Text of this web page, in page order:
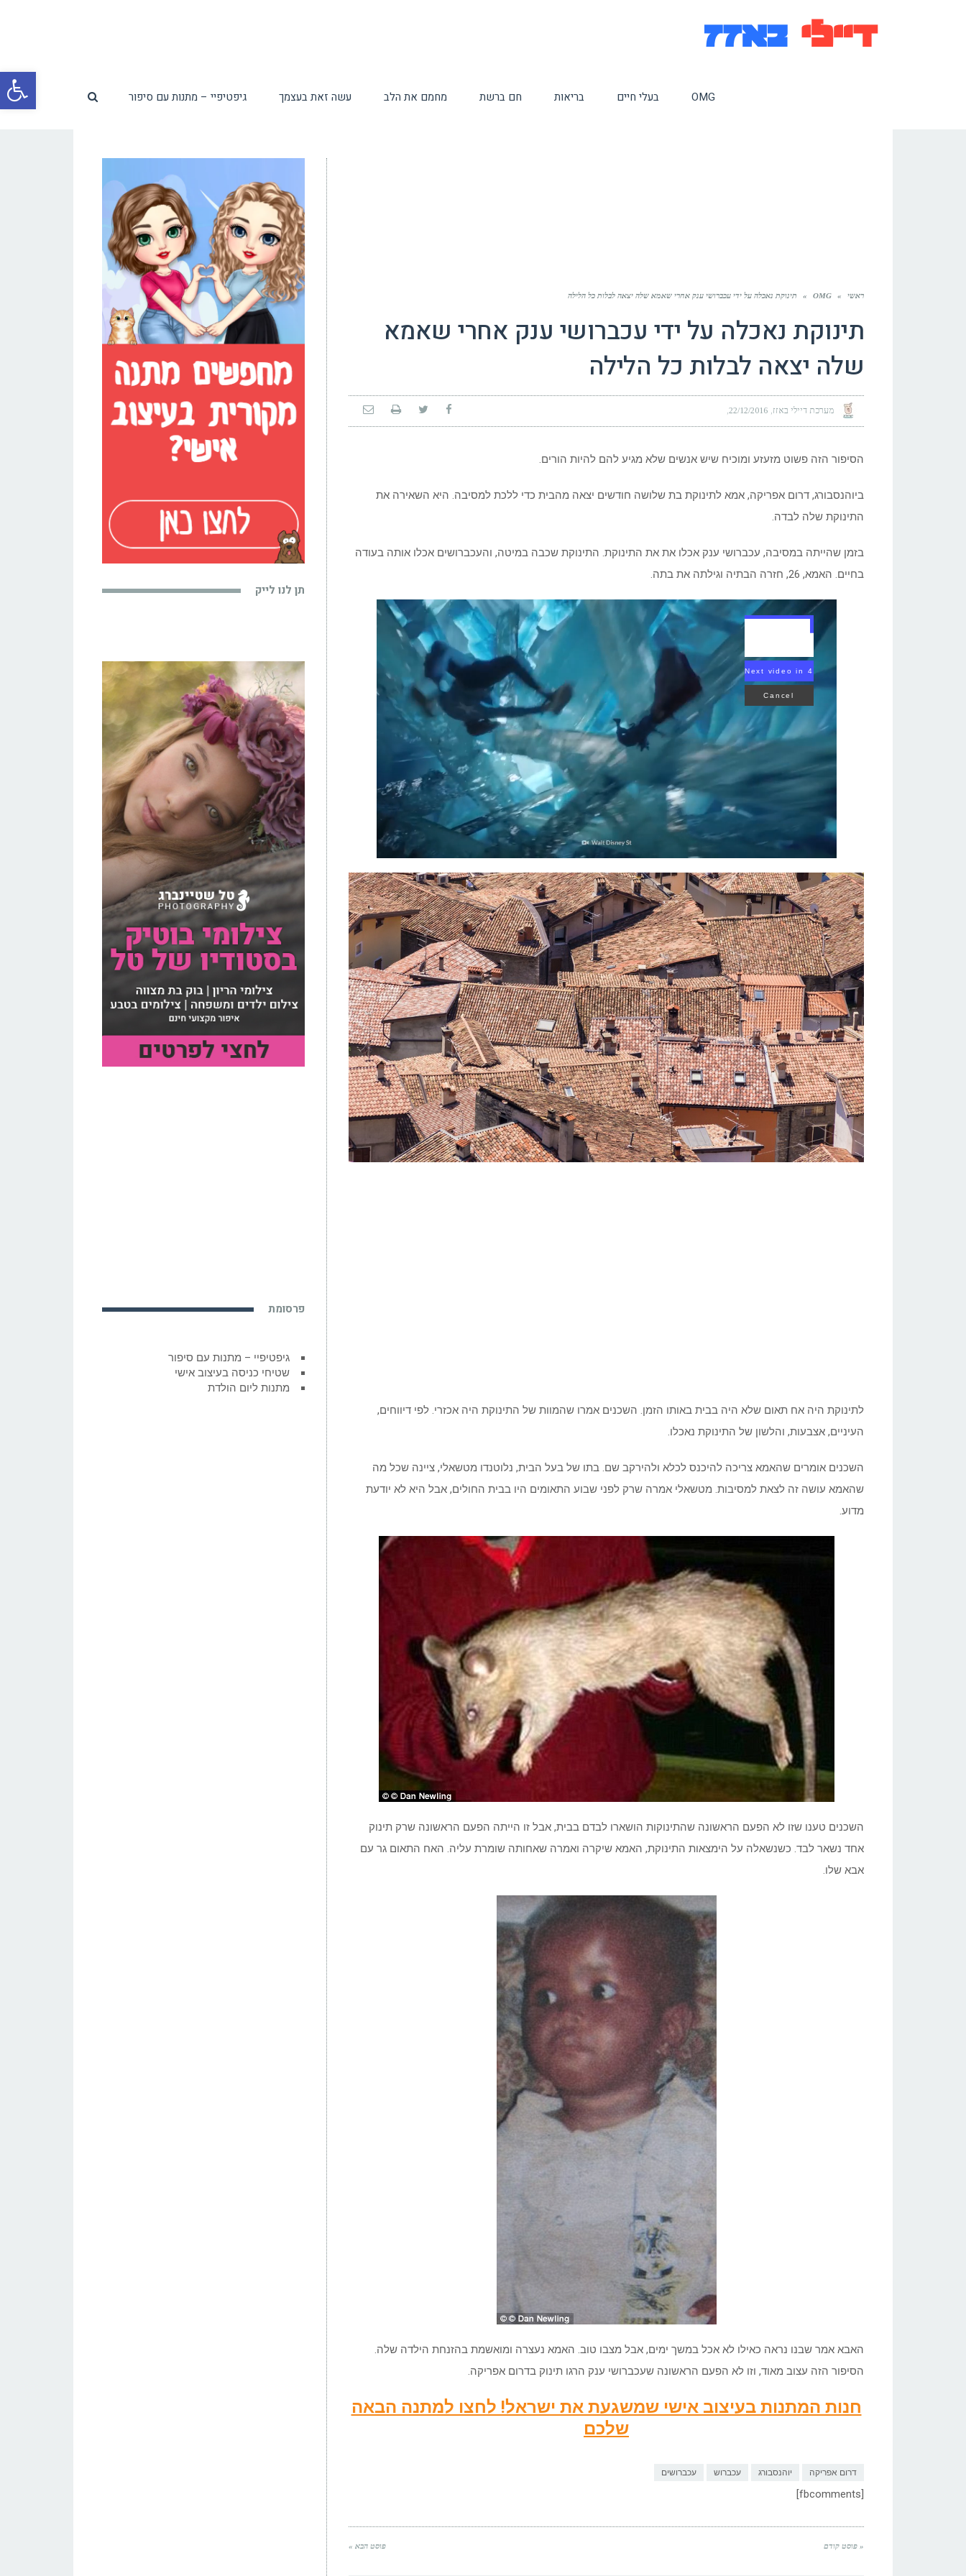
OMG בעלי חיים בריאות חם ברשת מחמם את הלב עשה זאת בעצמך גיפטיפיי – מתנות עם סיפור
ראשי »
OMG
» תינוקת נאכלה על ידי עכברושי ענק אחרי שאמא שלה יצאה לבלות כל הלילה
תינוקת נאכלה על ידי עכברושי ענק אחרי שאמא
שלה יצאה לבלות כל הלילה
מערכת דיילי באזז 22/12/2016
הסיפור הזה פשוט מזעזע ומוכיח שיש אנשים שלא מגיע להם להיות הורים.
ביוהנסבורג, דרום אפריקה, אמא לתינוקת בת שלושה חודשים יצאה מהבית כדי ללכת למסיבה. היא השאירה את
התינוקת שלה לבדה.
בזמן שהייתה במסיבה, עכברושי ענק אכלו את את התינוקת. התינוקת שכבה במיטה, והעכברושים אכלו אותה בעודה
בחיים. האמא, 26, חזרה הבתיה וגילתה את בתה.
Next video in 2
Cancel
לתינוקת היה אח תאום שלא היה בבית באותו הזמן. השכנים אמרו שהמוות של התינוקת היה אכזרי. לפי דיווחים,
העיניים, אצבעות, והלשון של התינוקת נאכלו.
השכנים אומרים שהאמא צריכה להיכנס לכלא ולהירקב שם. בתו של בעל הבית, נלוטנדו מטשאלי, ציינה שכל מה
שהאמא עושה זה לצאת למסיבות. מטשאלי אמרה שרק לפני שבוע התאומים היו בבית החולים, אבל היא לא יודעת
מדוע.
השכנים טענו שזו לא הפעם הראשונה שהתינוקות הושארו לבדם בבית, אבל זו הייתה הפעם הראשונה שרק תינוק
אחד נשאר לבד. כשנשאלה על הימצאות התינוקת, האמא שיקרה ואמרה שאחותה שומרת עליה. האח התאום גר עם
אבא שלו.
האבא אמר שבנו נראה כאילו לא אכל במשך ימים, אבל מצבו טוב. האמא נעצרה ומואשמת בהזנחת הילדה שלה.
הסיפור הזה עצוב מאוד, וזו לא הפעם הראשונה שעכברושי ענק הרגו תינוק בדרום אפריקה.
חנות המתנות בעיצוב אישי שמשגעת את ישראל! לחצו למתנה הבאה
שלכם
דרום אפריקה יוהנסבורג עכברוש עכברושים
« פוסט קודם פוסט הבא »
תן לנו לייק
פרסומת
גיפטיפיי – מתנות עם סיפור
שטיחי כניסה בעיצוב אישי
מתנות ליום הולדת